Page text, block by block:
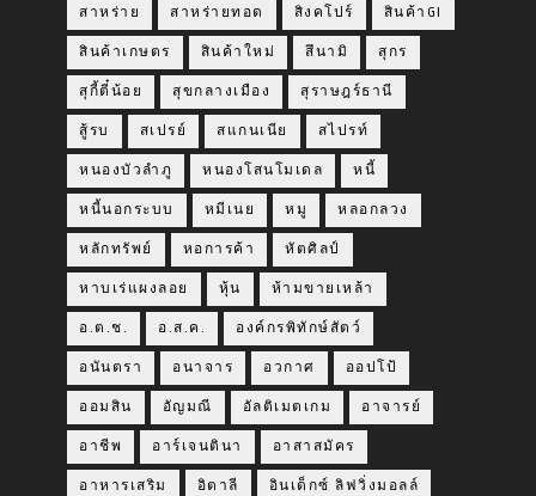
สาหร่าย สาหร่ายทอด สิงคโปร์ สินค้าGI
สินค้าเกษตร สินค้าใหม่ สึนามิ สุกร
สุกี้ตี๋น้อย สุขกลางเมือง สุราษฎร์ธานี
สู้รบ สเปรย์ สแกนเนีย สไปรท์
หนองบัวลำภู หนองโสนโมเดล หนี้
หนี้นอกระบบ หมีเนย หมู หลอกลวง
หลักทรัพย์ หอการค้า หัตศิลป์
หาบเร่แผงลอย หุ้น ห้ามขายเหล้า
อ.ต.ช. อ.ส.ค. องค์กรพิทักษ์สัตว์
อนันตรา อนาจาร อวกาศ ออปโป้
ออมสิน อัญมณี อัลติเมตเกม อาจารย์
อาชีพ อาร์เจนตินา อาสาสมัคร
อาหารเสริม อิตาลี อินเด็กซ์ ลิฟวิ่งมอลล์